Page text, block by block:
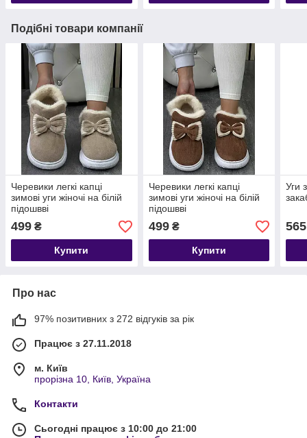
Подібні товари компанії
Черевики легкі капці
зимові уги жіночі на білій
підошвві
499 ₴
Купити
Черевики легкі капці
зимові уги жіночі на білій
підошвві
499₴
Купити
Уги
565
Про нас
97% позитивних з 272 відгуків за рік
Працює з 27.11.2018
м. Київ
прорізна 10, Київ, Україна
Контакти
Сьогодні працює з 10:00 до 21:00